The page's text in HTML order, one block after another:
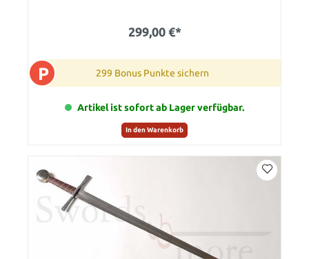
299,00 €*
P 299 Bonus Punkte sichern
Artikel ist sofort ab Lager verfügbar.
In den Warenkorb